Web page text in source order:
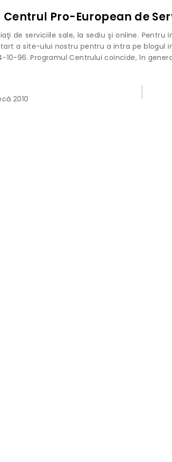
Centrul Pro-European de
de serviciile sale, la sediu şi online.
a site-ului nostru pentru a intra pe blogul
96. Programul Centrului coincide, în
2010